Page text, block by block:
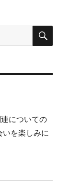
検
についての
を楽しみに